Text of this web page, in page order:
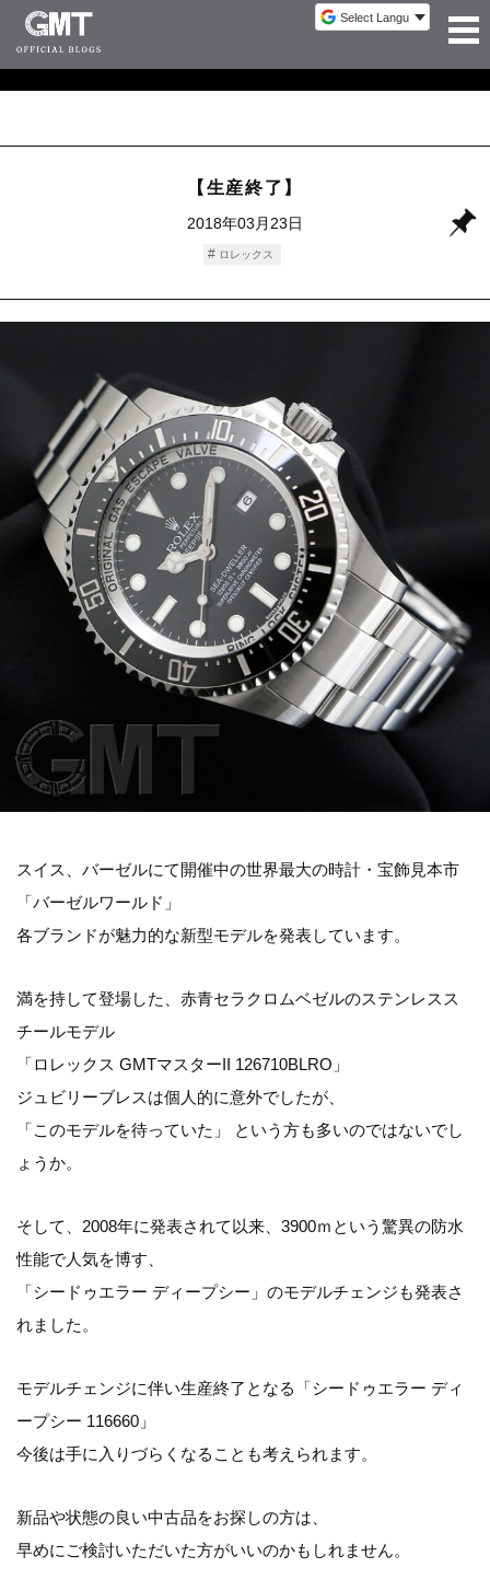
【生産終了】
2018年03月23日
ロレックス
スイス、バーゼルにて開催中の世界最大の時計・宝飾見本市
「バーゼルワールド」
各ブランドが魅力的な新型モデルを発表しています。
満を持して登場した、赤青セラクロムベゼルのステンレスス
チールモデル
「ロレックス GMTマスターII 126710BLRO」
ジュビリーブレスは個人的に意外でしたが、
「このモデルを待っていた」 という方も多いのではないでし
ょうか。
そして、2008年に発表されて以来、3900ｍという驚異の防水
性能で人気を博す、
「シードゥエラー ディープシー」のモデルチェンジも発表さ
れました。
モデルチェンジに伴い生産終了となる「シードゥエラー ディ
ープシー 116660」
今後は手に入りづらくなることも考えられます。
新品や状態の良い中古品をお探しの方は、
早めにご検討いただいた方がいいのかもしれません。